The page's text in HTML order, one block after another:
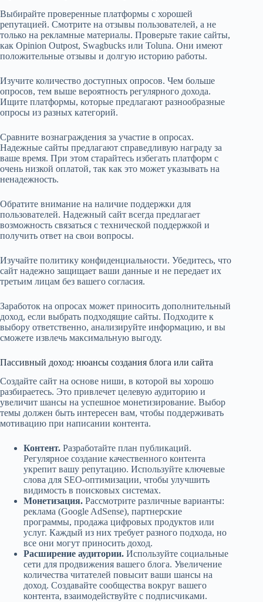
Выбирайте проверенные платформы с хорошей
репутацией. Смотрите на отзывы пользователей, а не
только на рекламные материалы. Проверьте такие сайты,
как Opinion Outpost, Swagbucks или Toluna. Они имеют
положительные отзывы и долгую историю работы.
Изучите количество доступных опросов. Чем больше
опросов, тем выше вероятность регулярного дохода.
Ищите платформы, которые предлагают разнообразные
опросы из разных категорий.
Сравните вознаграждения за участие в опросах.
Надежные сайты предлагают справедливую награду за
ваше время. При этом старайтесь избегать платформ с
очень низкой оплатой, так как это может указывать на
ненадежность.
Обратите внимание на наличие поддержки для
пользователей. Надежный сайт всегда предлагает
возможность связаться с технической поддержкой и
получить ответ на свои вопросы.
Изучайте политику конфиденциальности. Убедитесь, что
сайт надежно защищает ваши данные и не передает их
третьим лицам без вашего согласия.
Заработок на опросах может приносить дополнительный
доход, если выбрать подходящие сайты. Подходите к
выбору ответственно, анализируйте информацию, и вы
сможете извлечь максимальную выгоду.
Пассивный доход: нюансы создания блога или сайта
Создайте сайт на основе ниши, в которой вы хорошо
разбираетесь. Это привлечет целевую аудиторию и
увеличит шансы на успешное монетизирование. Выбор
темы должен быть интересен вам, чтобы поддерживать
мотивацию при написании контента.
Контент. Разработайте план публикаций.
Регулярное создание качественного контента
укрепит вашу репутацию. Используйте ключевые
слова для SEO-оптимизации, чтобы улучшить
видимость в поисковых системах.
Монетизация. Рассмотрите различные варианты:
реклама (Google AdSense), партнерские
программы, продажа цифровых продуктов или
услуг. Каждый из них требует разного подхода, но
все они могут приносить доход.
Расширение аудитории. Используйте социальные
сети для продвижения вашего блога. Увеличение
количества читателей повысит ваши шансы на
доход. Создавайте сообщества вокруг вашего
контента, взаимодействуйте с подписчиками.